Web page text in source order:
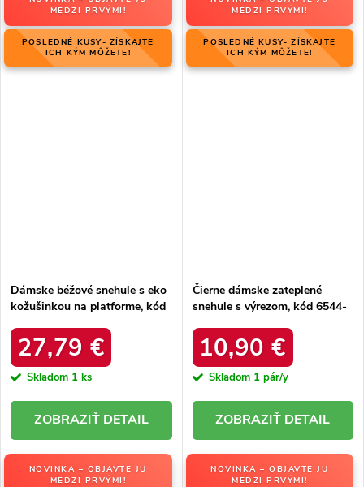
MEDZI PRVÝMI!
POSLEDNÉ KUSY- ZÍSKAJTE
ICH KÝM MÔŽETE!
Dámske béžové snehule s eko
kožušinkou na platforme, kód
27,79 €
Skladom 1 ks
DETAIL
MEDZI PRVÝMI!
POSLEDNÉ KUSY- ZÍSKAJTE
ICH KÝM MÔŽETE!
Čierne dámske zateplené
snehule s výrezom, kód 6544-
10,90 €
Skladom 1 pár/y
DETAIL
NOVINKA – OBJAVTE JU
MEDZI PRVÝMI!
NOVINKA – OBJAVTE JU
MEDZI PRVÝMI!